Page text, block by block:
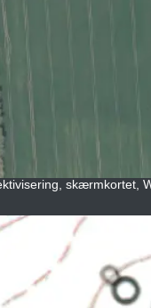
skærmkortet,